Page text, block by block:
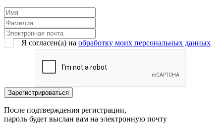
Я согласен(a) на обработку моих персональных данных
После подтверждения регистрации,
пароль будет выслан вам на электронную почту